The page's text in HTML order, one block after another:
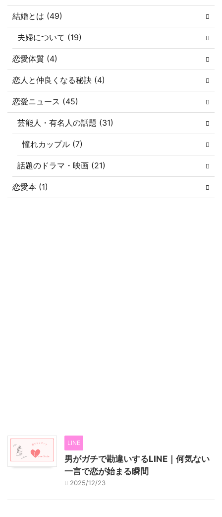
結婚とは (49)
夫婦について (19)
恋愛体質 (4)
恋人と仲良くなる秘訣 (4)
恋愛ニュース (45)
芸能人・有名人の話題 (31)
憧れカップル (7)
話題のドラマ・映画 (21)
恋愛本 (1)
LINE
男がガチで勘違いするLINE｜何気ない
一言で恋が始まる瞬間
2025/12/23